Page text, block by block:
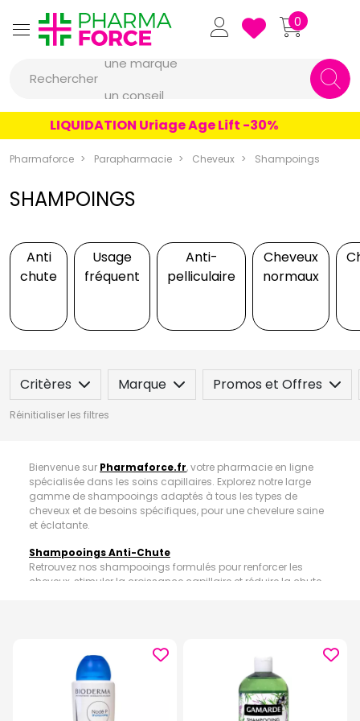
Pharmaforce Grande
0
Rechercher
une marque
un produit
une marque
LIQUIDATION Uriage Age Lift -30%
Pharmaforce Parapharmacie Cheveux Shampoings
SHAMPOINGS
Anti
chute
Usage
fréquent
Anti-
pelliculaire
Cheveux
normaux
Critères Marque Promos et Offres
Réinitialiser les filtres
Bienvenue sur Pharmaforce.fr, votre pharmacie en ligne
spécialisée dans les soins capillaires. Explorez notre large
gamme de shampooings adaptés à tous les types de
cheveux et de besoins spécifiques, pour une chevelure saine
et éclatante.
Shampooings Anti-Chute
Retrouvez nos shampooings formulés pour renforcer les
cheveux, stimuler la croissance capillaire et réduire la chute
nettoient en profondeur sans agresser, laissant les cheveux
propres et frais.
Shampooings Anti-Pelliculaire
Combattez les pellicules avec nos shampooings